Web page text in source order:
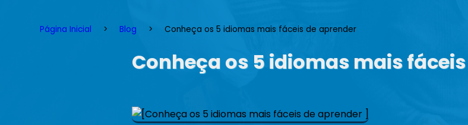
Página Inicial Blog Conheça os 5 idiomas mais fáceis de aprender
Conheça os 5 idiomas mais